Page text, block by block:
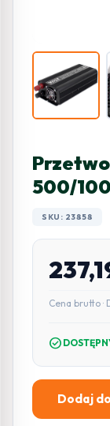
500/
SKU: 23858
Cena brutto
check_circle
ilość
Dodaj